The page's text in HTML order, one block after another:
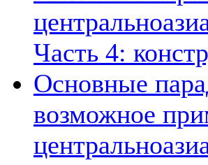
Часть 4:
Основные
возможное